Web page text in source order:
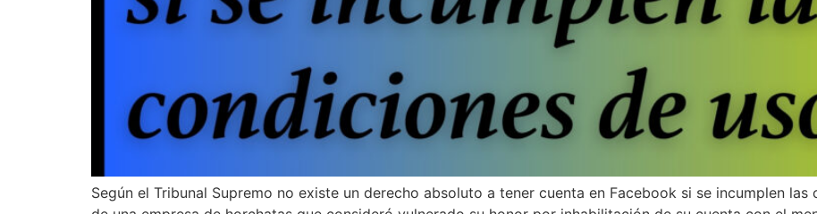
Según el Tribunal Supremo no existe un derecho absoluto a tener cuenta en Facebook si se incumplen